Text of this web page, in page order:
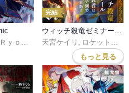
Ｒｙｏｔａ－Ｈ ,桜 イオン
完結
天宮ケイリ
ロケット商会
もっと見る